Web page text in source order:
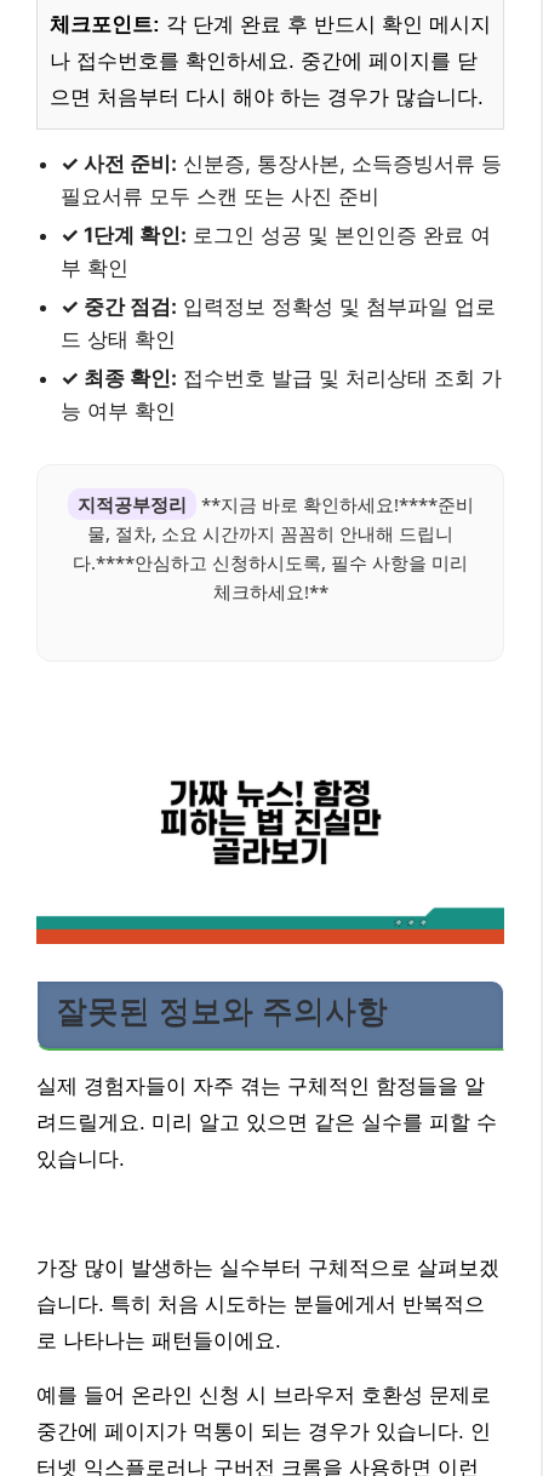
체크포인트: 각 단계 완료 후 반드시 확인 메시지
나 접수번호를 확인하세요. 중간에 페이지를 닫
으면 처음부터 다시 해야 하는 경우가 많습니다.
✓ 사전 준비: 신분증, 통장사본, 소득증빙서류 등
필요서류 모두 스캔 또는 사진 준비
✓ 1단계 확인: 로그인 성공 및 본인인증 완료 여
부 확인
✓ 중간 점검: 입력정보 정확성 및 첨부파일 업로
드 상태 확인
✓ 최종 확인: 접수번호 발급 및 처리상태 조회 가
능 여부 확인
지적공부정리
**지금 바로 확인하세요!****준비
물, 절차, 소요 시간까지 꼼꼼히 안내해 드립니
다.****안심하고 신청하시도록, 필수 사항을 미리
체크하세요!**
잘못된 정보와 주의사항
실제 경험자들이 자주 겪는 구체적인 함정들을 알
려드릴게요. 미리 알고 있으면 같은 실수를 피할 수
있습니다.
가장 많이 발생하는 실수부터 구체적으로 살펴보겠
습니다. 특히 처음 시도하는 분들에게서 반복적으
로 나타나는 패턴들이에요.
예를 들어 온라인 신청 시 브라우저 호환성 문제로
중간에 페이지가 먹통이 되는 경우가 있습니다. 인
터넷 익스플로러나 구버전 크롬을 사용하면 이런